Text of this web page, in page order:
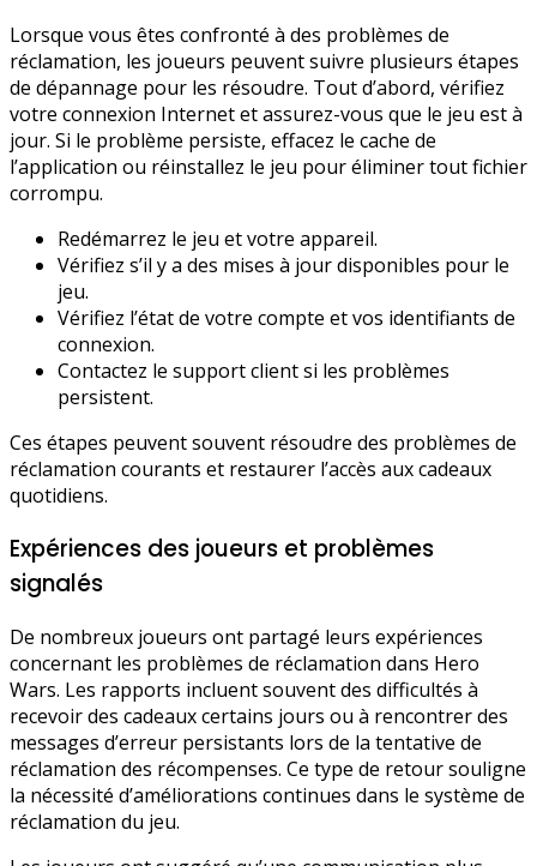
Lorsque vous êtes confronté à des problèmes de
réclamation, les joueurs peuvent suivre plusieurs étapes
de dépannage pour les résoudre. Tout d’abord, vérifiez
votre connexion Internet et assurez-vous que le jeu est à
jour. Si le problème persiste, effacez le cache de
l’application ou réinstallez le jeu pour éliminer tout fichier
corrompu.
Redémarrez le jeu et votre appareil.
Vérifiez s’il y a des mises à jour disponibles pour le
jeu.
Vérifiez l’état de votre compte et vos identifiants de
connexion.
Contactez le support client si les problèmes
persistent.
Ces étapes peuvent souvent résoudre des problèmes de
réclamation courants et restaurer l’accès aux cadeaux
quotidiens.
Expériences des joueurs et problèmes
signalés
De nombreux joueurs ont partagé leurs expériences
concernant les problèmes de réclamation dans Hero
Wars. Les rapports incluent souvent des difficultés à
recevoir des cadeaux certains jours ou à rencontrer des
messages d’erreur persistants lors de la tentative de
réclamation des récompenses. Ce type de retour souligne
la nécessité d’améliorations continues dans le système de
réclamation du jeu.